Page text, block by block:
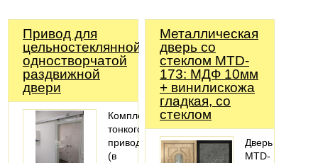
Привод для
цельностеклянной
одностворчатой
раздвижной
двери
Комплект
тонкого
привода
(в
Металлическая
дверь со
стеклом MTD-
173: МДФ 10мм
+ винилискожа
гладкая, со
стеклом
Дверь
MTD-